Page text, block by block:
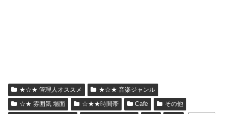
★☆★ 管理人オススメ
★☆★ 音楽ジャンル
☆★ 雰囲気 場面
☆★★時間帯 Cafe
その他